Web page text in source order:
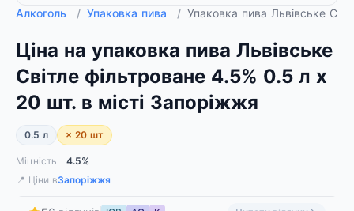
Алкоголь / Упаковка пива / Упаковка пива Львівське
Ціна на упаковка пива Львівське
Світле фільтроване 4.5% 0.5 л х
20 шт. в місті Запоріжжя
0.5 л × 20 шт
Міцність
4.5%
📍 Ціни вЗапоріжжя